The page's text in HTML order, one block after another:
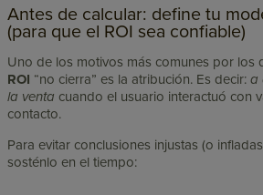
Antes de calcular: define tu
(para que el ROI sea confiable)
Uno de los motivos más comunes por los
ROI “no cierra” es la atribución. Es decir:a
la venta cuando el usuario interactuó con
contacto.
Para evitar conclusiones injustas (o
sosténlo en el tiempo: